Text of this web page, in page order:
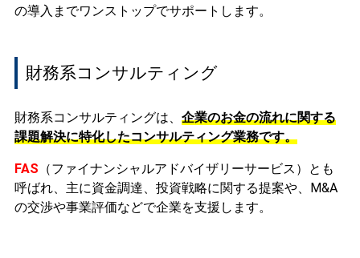
の導入までワンストップでサポートします。
財務系コンサルティング
財務系コンサルティングは、 企業のお金の流れに関する
課題解決に特化したコンサルティング業務です。
FAS （ファイナンシャルアドバイザリーサービス）とも
呼ばれ、主に資金調達、投資戦略に関する提案や、M&A
の交渉や事業評価などで企業を支援します。